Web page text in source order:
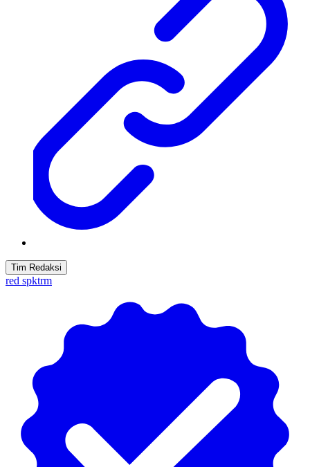
Tim Redaksi
red spktrm